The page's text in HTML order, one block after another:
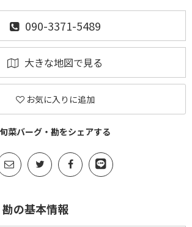
090-3371-5489
大きな地図で見る
お気に入りに追加
旬菜バーグ・勘をシェアする
の基本情報